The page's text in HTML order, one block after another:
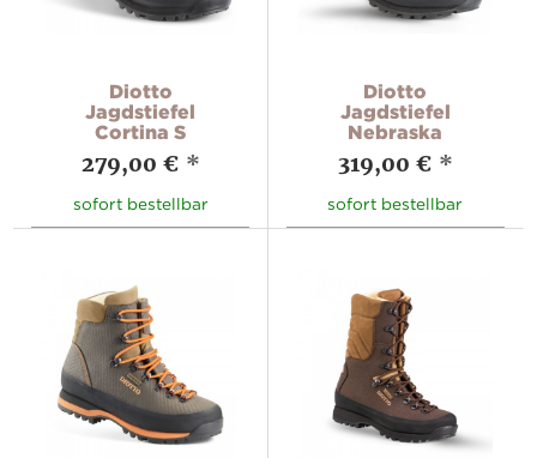
Diotto
Jagdstiefel
Cortina S
279,00 € *
sofort bestellbar
Diotto
Jagdstiefel
Nebraska
319,00 € *
sofort bestellbar